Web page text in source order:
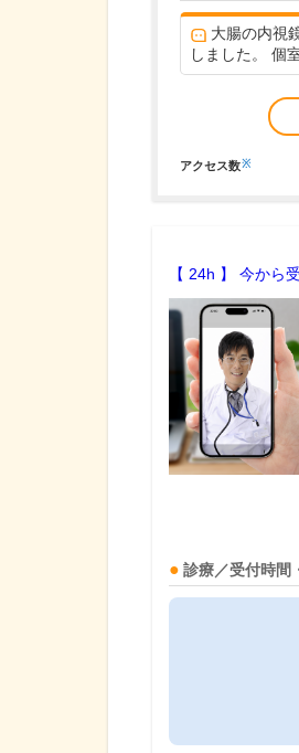
大腸の内視
しました。 個
アクセス数※
【 24h 】 今から
診療／受付時間